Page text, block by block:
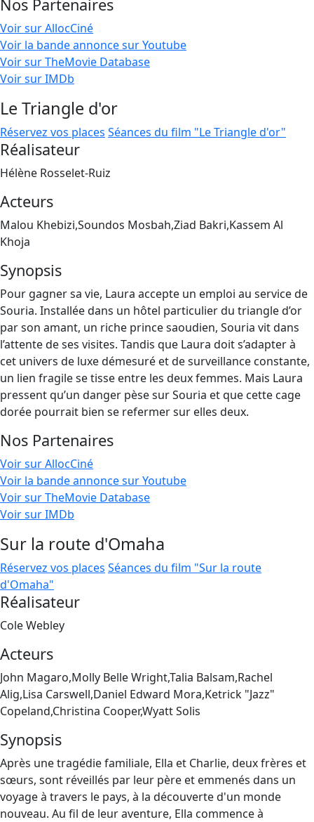
Nos Partenaires
Voir sur AllocCiné
Voir la bande annonce sur Youtube
Voir sur TheMovie Database
Voir sur IMDb
Le Triangle d'or
Réservez vos places Séances du film "Le Triangle d'or"
Réalisateur
Hélène Rosselet-Ruiz
Acteurs
Malou Khebizi,Soundos Mosbah,Ziad Bakri,Kassem Al
Khoja
Synopsis
Pour gagner sa vie, Laura accepte un emploi au service de
Souria. Installée dans un hôtel particulier du triangle d’or
par son amant, un riche prince saoudien, Souria vit dans
l’attente de ses visites. Tandis que Laura doit s’adapter à
cet univers de luxe démesuré et de surveillance constante,
un lien fragile se tisse entre les deux femmes. Mais Laura
pressent qu’un danger pèse sur Souria et que cette cage
dorée pourrait bien se refermer sur elles deux.
Nos Partenaires
Voir sur AllocCiné
Voir la bande annonce sur Youtube
Voir sur TheMovie Database
Voir sur IMDb
Sur la route d'Omaha
Réservez vos places Séances du film "Sur la route
d'Omaha"
Réalisateur
Cole Webley
Acteurs
John Magaro,Molly Belle Wright,Talia Balsam,Rachel
Alig,Lisa Carswell,Daniel Edward Mora,Ketrick "Jazz"
Copeland,Christina Cooper,Wyatt Solis
Synopsis
Après une tragédie familiale, Ella et Charlie, deux frères et
sœurs, sont réveillés par leur père et emmenés dans un
voyage à travers le pays, à la découverte d'un monde
nouveau. Au fil de leur aventure, Ella commence à